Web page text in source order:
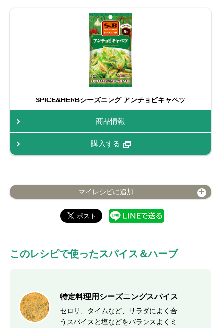
SPICE&HERBシーズニング アンチョビキャベツ
商品情報
購入する
マイレシピに追加
このレシピで使ったスパイス＆ハーブ
特定料理用シーズニングスパイス
セロリ、タイムなど、サラダによく合
うスパイスと塩などをバランスよくミ